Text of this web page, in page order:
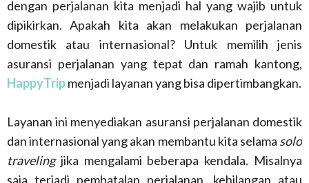
dengan perjalanan kita menjadi hal yang wajib untuk
dipikirkan. Apakah kita akan melakukan perjalanan
domestik atau internasional? Untuk memilih jenis
asuransi perjalanan yang tepat dan ramah kantong,
HappyTripmenjadi layanan yang bisa dipertimbangkan.
Layanan ini menyediakan asuransi perjalanan domestik
dan internasional yang akan membantu kita selama solo
travelingjika mengalami beberapa kendala. Misalnya
saja terjadi pembatalan perjalanan, kehilangan atau